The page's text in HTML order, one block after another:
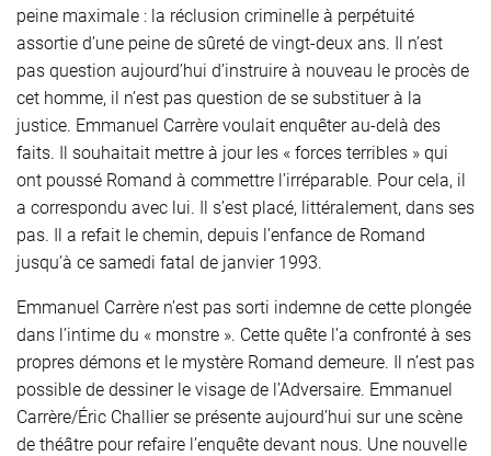
peine maximale : la réclusion criminelle à perpétuité
assortie d’une peine de sûreté de vingt-deux ans. Il n’est
pas question aujourd’hui d’instruire à nouveau le procès de
cet homme, il n’est pas question de se substituer à la
justice. Emmanuel Carrère voulait enquêter au-delà des
faits. Il souhaitait mettre à jour les « forces terribles » qui
ont poussé Romand à commettre l’irréparable. Pour cela, il
a correspondu avec lui. Il s’est placé, littéralement, dans ses
pas. Il a refait le chemin, depuis l’enfance de Romand
jusqu’à ce samedi fatal de janvier 1993.
Emmanuel Carrère n’est pas sorti indemne de cette plongée
dans l’intime du « monstre ». Cette quête l’a confronté à ses
propres démons et le mystère Romand demeure. Il n’est pas
possible de dessiner le visage de l’Adversaire. Emmanuel
Carrère/Éric Challier se présente aujourd’hui sur une scène
de théâtre pour refaire l’enquête devant nous. Une nouvelle